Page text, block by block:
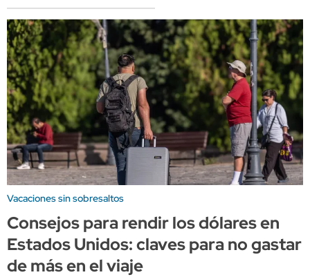
Vacaciones sin sobresaltos
Consejos para rendir los dólares en
Estados Unidos: claves para no gastar
de más en el viaje